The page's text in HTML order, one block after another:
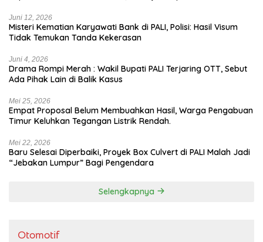
Juni 12, 2026
Misteri Kematian Karyawati Bank di PALI, Polisi: Hasil Visum
Tidak Temukan Tanda Kekerasan
Juni 4, 2026
Drama Rompi Merah : Wakil Bupati PALI Terjaring OTT, Sebut
Ada Pihak Lain di Balik Kasus
Mei 25, 2026
Empat Proposal Belum Membuahkan Hasil, Warga Pengabuan
Timur Keluhkan Tegangan Listrik Rendah.
Mei 22, 2026
Baru Selesai Diperbaiki, Proyek Box Culvert di PALI Malah Jadi
“Jebakan Lumpur” Bagi Pengendara
Selengkapnya
Otomotif